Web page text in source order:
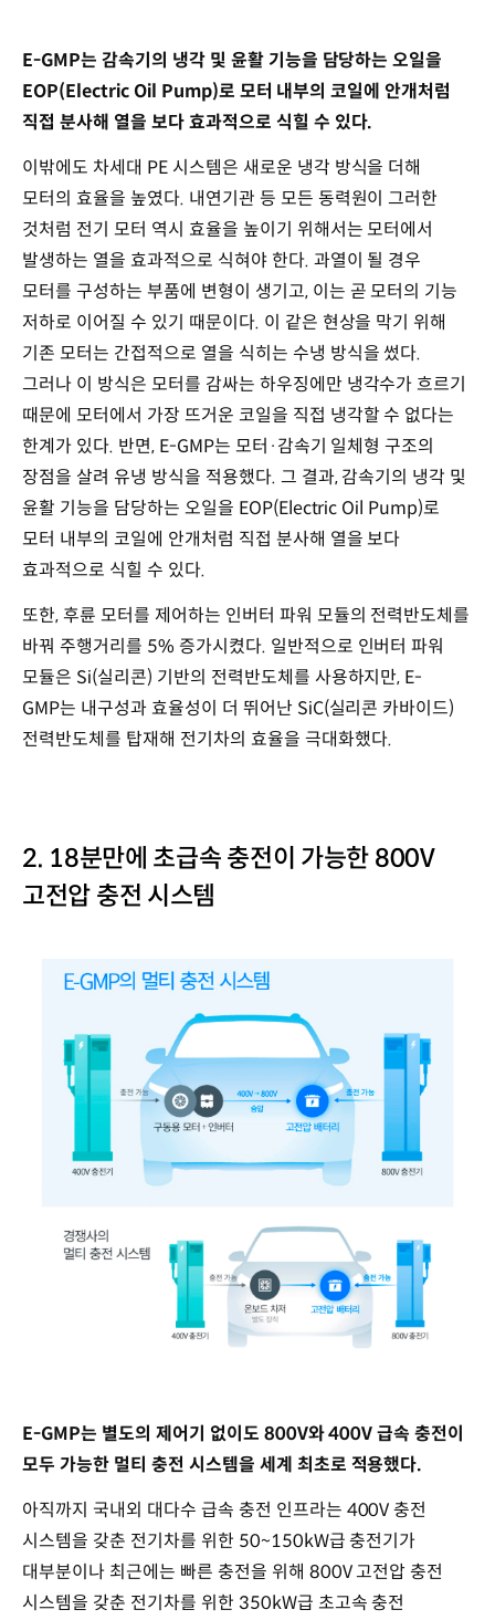
E-GMP는 감속기의 냉각 및 윤활 기능을 담당하는 오일을
EOP(Electric Oil Pump)로 모터 내부의 코일에 안개처럼
직접 분사해 열을 보다 효과적으로 식힐 수 있다.
이밖에도 차세대 PE 시스템은 새로운 냉각 방식을 더해
모터의 효율을 높였다. 내연기관 등 모든 동력원이 그러한
것처럼 전기 모터 역시 효율을 높이기 위해서는 모터에서
발생하는 열을 효과적으로 식혀야 한다. 과열이 될 경우
모터를 구성하는 부품에 변형이 생기고, 이는 곧 모터의 기능
저하로 이어질 수 있기 때문이다. 이 같은 현상을 막기 위해
기존 모터는 간접적으로 열을 식히는 수냉 방식을 썼다.
그러나 이 방식은 모터를 감싸는 하우징에만 냉각수가 흐르기
때문에 모터에서 가장 뜨거운 코일을 직접 냉각할 수 없다는
한계가 있다. 반면, E-GMP는 모터·감속기 일체형 구조의
장점을 살려 유냉 방식을 적용했다. 그 결과, 감속기의 냉각 및
윤활 기능을 담당하는 오일을 EOP(Electric Oil Pump)로
모터 내부의 코일에 안개처럼 직접 분사해 열을 보다
효과적으로 식힐 수 있다.
또한, 후륜 모터를 제어하는 인버터 파워 모듈의 전력반도체를
바꿔 주행거리를 5% 증가시켰다. 일반적으로 인버터 파워
모듈은 Si(실리콘) 기반의 전력반도체를 사용하지만, E-
GMP는 내구성과 효율성이 더 뛰어난 SiC(실리콘 카바이드)
전력반도체를 탑재해 전기차의 효율을 극대화했다.
2. 18분만에 초급속 충전이 가능한 800V
고전압 충전 시스템
E-GMP는 별도의 제어기 없이도 800V와 400V 급속 충전이
모두 가능한 멀티 충전 시스템을 세계 최초로 적용했다.
아직까지 국내외 대다수 급속 충전 인프라는 400V 충전
시스템을 갖춘 전기차를 위한 50~150kW급 충전기가
대부분이나 최근에는 빠른 충전을 위해 800V 고전압 충전
시스템을 갖춘 전기차를 위한 350kW급 초고속 충전